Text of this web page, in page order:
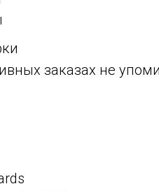
заказах не